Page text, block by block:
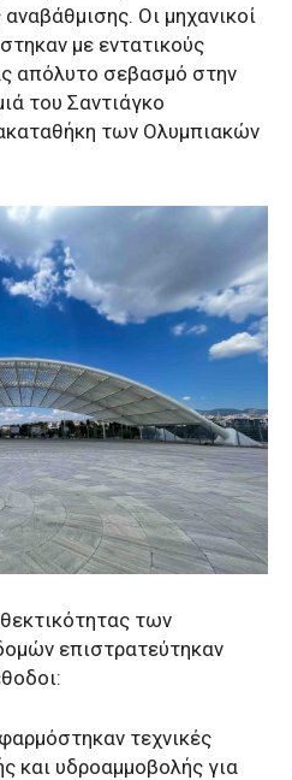
Οι μηχανικοί
με εντατικούς
απόλυτο σεβασμό στην
του Σαντιάγκο
των Ολυμπιακών
των
επιστρατεύτηκαν
τεχνικές
και υδροαμμοβολής για